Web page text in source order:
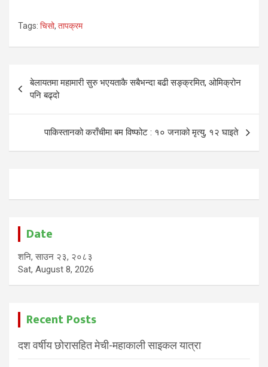
Tags: चिसो, तापक्रम
Post
navigation
बेलायतमा महामारी सुरु भएयताकै सबैभन्दा बढी सङ्क्रमित, ओमिक्रोन
पनि बढ्दो
पाकिस्तानको कराँचीमा बम विष्फोट : १० जनाको मृत्यु, १२ घाइते
Date
शनि, साउन २३, २०८३
Sat, August 8, 2026
Recent Posts
दश वर्षीय छोरासहित मेची-महाकाली साइकल यात्रा